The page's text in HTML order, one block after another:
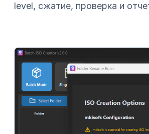
level, сжатие, проверка и